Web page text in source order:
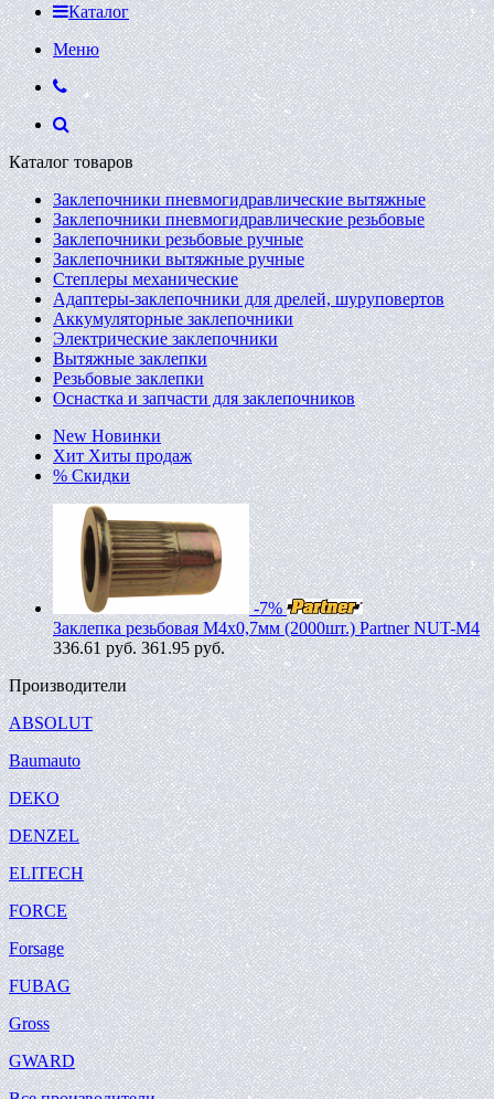
Каталог
Меню
Каталог товаров
Заклепочники пневмогидравлические вытяжные
Заклепочники пневмогидравлические резьбовые
Заклепочники резьбовые ручные
Заклепочники вытяжные ручные
Степлеры механические
Адаптеры-заклепочники для дрелей, шуруповертов
Аккумуляторные заклепочники
Электрические заклепочники
Вытяжные заклепки
Резьбовые заклепки
Оснастка и запчасти для заклепочников
New Новинки
Хит Хиты продаж
% Скидки
-7%
Заклепка резьбовая M4х0,7мм (2000шт.) Partner NUT-M4
336.61руб. 361.95 руб.
Производители
ABSOLUT
Baumauto
DEKO
DENZEL
ELITECH
FORCE
Forsage
FUBAG
Gross
GWARD